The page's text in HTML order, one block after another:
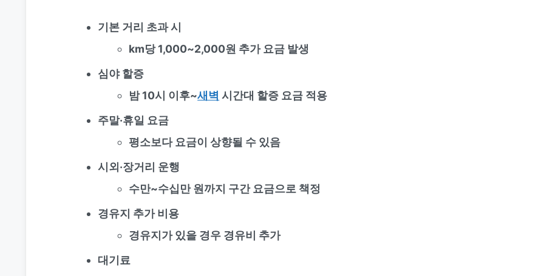
기본 거리 초과 시
km당 1,000~2,000원 추가 요금 발생
심야 할증
밤 10시 이후~새벽 시간대 할증 요금 적용
주말·휴일 요금
평소보다 요금이 상향될 수 있음
시외·장거리 운행
수만~수십만 원까지 구간 요금으로 책정
경유지 추가 비용
경유지가 있을 경우 경유비 추가
대기료